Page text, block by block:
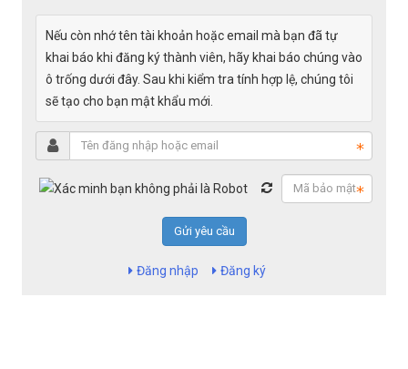
Nếu còn nhớ tên tài khoản hoặc email mà bạn đã tự
khai báo khi đăng ký thành viên, hãy khai báo chúng vào
ô trống dưới đây. Sau khi kiểm tra tính hợp lệ, chúng tôi
sẽ tạo cho bạn mật khẩu mới.
Gửi yêu cầu
Đăng nhập Đăng ký